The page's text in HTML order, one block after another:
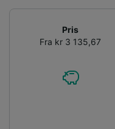
Pris
Fra kr 3 135,67